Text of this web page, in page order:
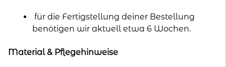
für die Fertigstellung deiner Bestellung
benötigen wir aktuell etwa 6 Wochen.
Material & Pflegehinweise